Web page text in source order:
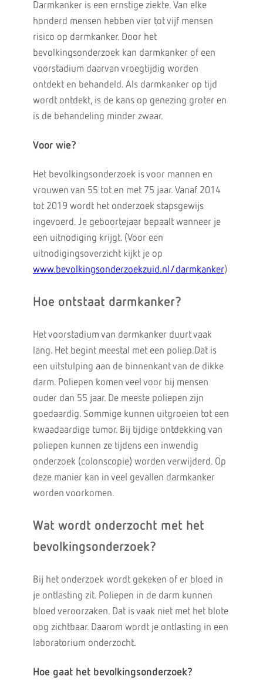
Darmkanker is een ernstige ziekte. Van elke
honderd mensen hebben vier tot vijf mensen
risico op darmkanker. Door het
bevolkingsonderzoek kan darmkanker of een
voorstadium daarvan vroegtijdig worden
ontdekt en behandeld. Als darmkanker op tijd
wordt ontdekt, is de kans op genezing groter en
is de behandeling minder zwaar.
Voor wie?
Het bevolkingsonderzoek is voor mannen en
vrouwen van 55 tot en met 75 jaar. Vanaf 2014
tot 2019 wordt het onderzoek stapsgewijs
ingevoerd. Je geboortejaar bepaalt wanneer je
een uitnodiging krijgt. (Voor een
uitnodigingsoverzicht kijkt je op
www.bevolkingsonderzoekzuid.nl/darmkanker)
Hoe ontstaat darmkanker?
Het voorstadium van darmkanker duurt vaak
lang. Het begint meestal met een poliep.Dat is
een uitstulping aan de binnenkant van de dikke
darm. Poliepen komen veel voor bij mensen
ouder dan 55 jaar. De meeste poliepen zijn
goedaardig. Sommige kunnen uitgroeien tot een
kwaadaardige tumor. Bij tijdige ontdekking van
poliepen kunnen ze tijdens een inwendig
onderzoek (colonscopie) worden verwijderd. Op
deze manier kan in veel gevallen darmkanker
worden voorkomen.
Wat wordt onderzocht met het
bevolkingsonderzoek?
Bij het onderzoek wordt gekeken of er bloed in
je ontlasting zit. Poliepen in de darm kunnen
bloed veroorzaken. Dat is vaak niet met het blote
oog zichtbaar. Daarom wordt je ontlasting in een
laboratorium onderzocht.
Hoe gaat het bevolkingsonderzoek?